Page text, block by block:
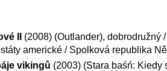
II
(2008) (Outlander), dobrodružný
americké / Spolková republika
vikingů (2003) (Stara baśń: Kiedy